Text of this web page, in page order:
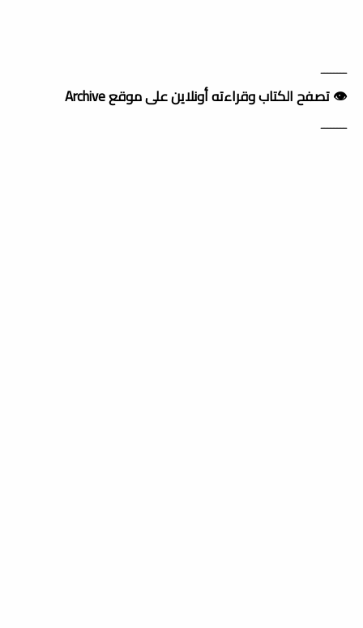
ــــــــ
👁️ تصفح الكتاب وقراءته أونلاين على موقع Archive
ــــــــ